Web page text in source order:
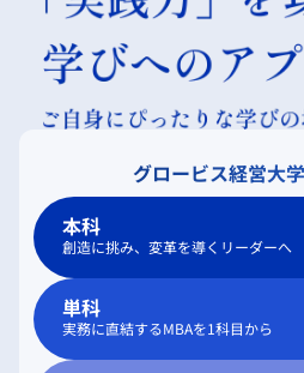
グロービス経営大
本科
創造に挑み、変革を導くリーダーへ
単科
実務に直結するMBAを1科目から